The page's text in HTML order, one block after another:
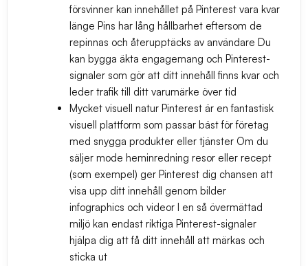
försvinner kan innehållet på Pinterest vara kvar
länge Pins har lång hållbarhet eftersom de
repinnas och återupptäcks av användare Du
kan bygga äkta engagemang och Pinterest-
signaler som gör att ditt innehåll finns kvar och
leder trafik till ditt varumärke över tid
Mycket visuell natur Pinterest är en fantastisk
visuell plattform som passar bäst för företag
med snygga produkter eller tjänster Om du
säljer mode heminredning resor eller recept
(som exempel) ger Pinterest dig chansen att
visa upp ditt innehåll genom bilder
infographics och videor I en så övermättad
miljö kan endast riktiga Pinterest-signaler
hjälpa dig att få ditt innehåll att märkas och
sticka ut